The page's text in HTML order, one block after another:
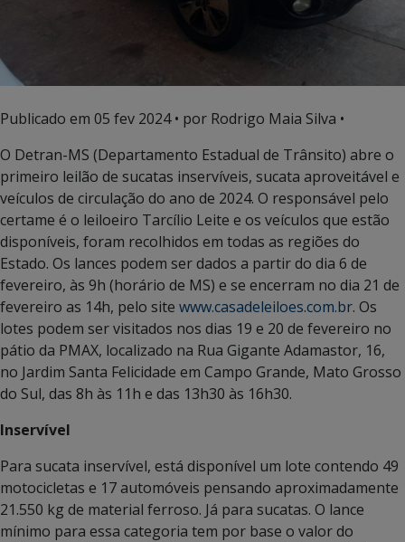
Publicado em 05 fev 2024• por Rodrigo Maia Silva •
O Detran-MS (Departamento Estadual de Trânsito) abre o
primeiro leilão de sucatas inservíveis, sucata aproveitável e
veículos de circulação do ano de 2024. O responsável pelo
certame é o leiloeiro Tarcílio Leite e os veículos que estão
disponíveis, foram recolhidos em todas as regiões do
Estado. Os lances podem ser dados a partir do dia 6 de
fevereiro, às 9h (horário de MS) e se encerram no dia 21 de
fevereiro as 14h, pelo site www.casadeleiloes.com.br. Os
lotes podem ser visitados nos dias 19 e 20 de fevereiro no
pátio da PMAX, localizado na Rua Gigante Adamastor, 16,
no Jardim Santa Felicidade em Campo Grande, Mato Grosso
do Sul, das 8h às 11h e das 13h30 às 16h30.
Inservível
Para sucata inservível, está disponível um lote contendo 49
motocicletas e 17 automóveis pensando aproximadamente
21.550 kg de material ferroso. Já para sucatas. O lance
mínimo para essa categoria tem por base o valor do